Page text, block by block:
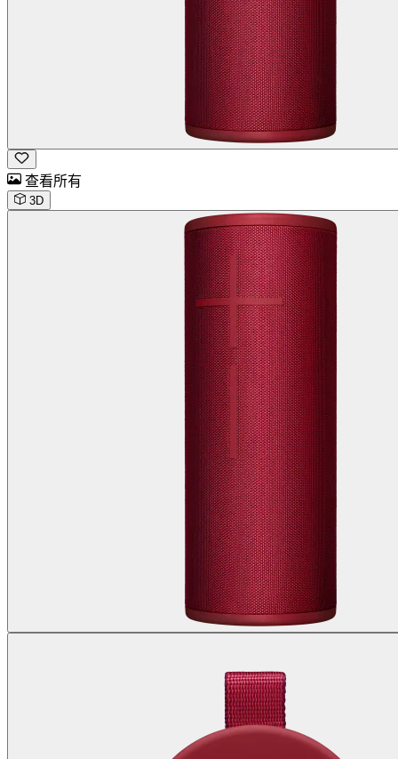
查看所有
3D